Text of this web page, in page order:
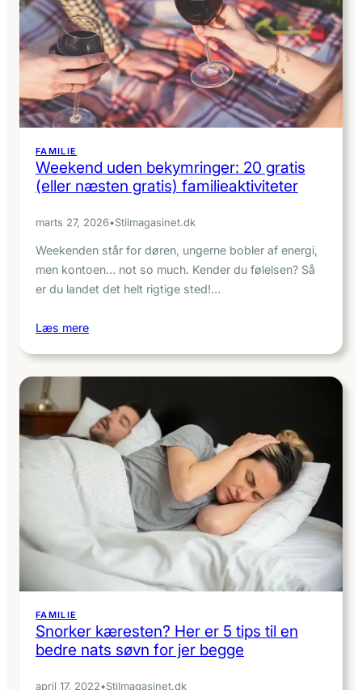
FAMILIE
Weekend uden bekymringer: 20 gratis
(eller næsten gratis) familieaktiviteter
marts 27, 2026•Stilmagasinet.dk
Weekenden står for døren, ungerne bobler af energi,
men kontoen… not so much. Kender du følelsen? Så
er du landet det helt rigtige sted!…
Læs mere
FAMILIE
Snorker kæresten? Her er 5 tips til en
bedre nats søvn for jer begge
april 17, 2022•Stilmagasinet.dk